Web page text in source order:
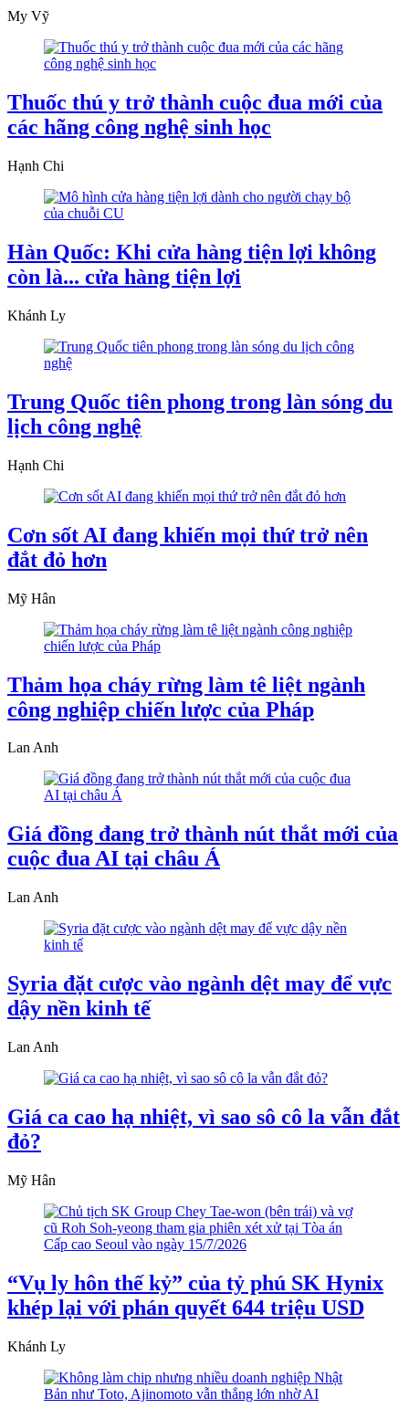
My Vỹ
Thuốc thú y trở thành cuộc đua mới của
các hãng công nghệ sinh học
Hạnh Chi
Hàn Quốc: Khi cửa hàng tiện lợi không
còn là... cửa hàng tiện lợi
Khánh Ly
Trung Quốc tiên phong trong làn sóng du
lịch công nghệ
Hạnh Chi
Cơn sốt AI đang khiến mọi thứ trở nên
đắt đỏ hơn
Mỹ Hân
Thảm họa cháy rừng làm tê liệt ngành
công nghiệp chiến lược của Pháp
Lan Anh
Giá đồng đang trở thành nút thắt mới của
cuộc đua AI tại châu Á
Lan Anh
Syria đặt cược vào ngành dệt may để vực
dậy nền kinh tế
Lan Anh
Giá ca cao hạ nhiệt, vì sao sô cô la vẫn đắt
đỏ?
Mỹ Hân
“Vụ ly hôn thế kỷ” của tỷ phú SK Hynix
khép lại với phán quyết 644 triệu USD
Khánh Ly